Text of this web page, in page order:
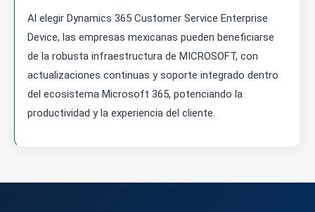
Al elegir Dynamics 365 Customer Service Enterprise
Device, las empresas mexicanas pueden beneficiarse
de la robusta infraestructura de MICROSOFT, con
actualizaciones continuas y soporte integrado dentro
del ecosistema Microsoft 365, potenciando la
productividad y la experiencia del cliente.